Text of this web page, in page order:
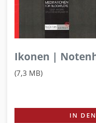
Ikonen |
(7,3 MB)
IN